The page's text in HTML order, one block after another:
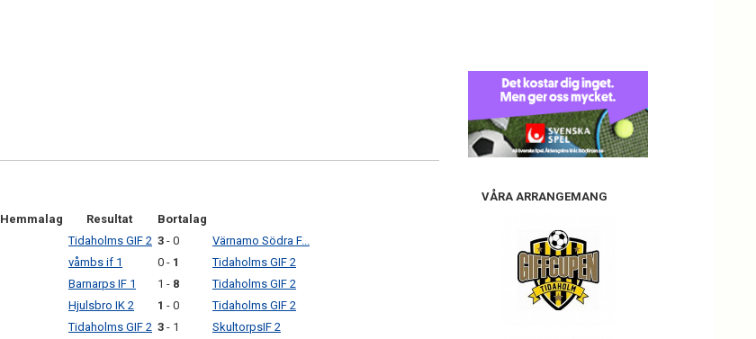
Hemmalag Resultat
Bortalag
Tidaholms GIF 2 3 - 0
Värnamo Södra F...
våmbs if 1 0 - 1
Tidaholms GIF 2
Barnarps IF 1 1 - 8
Tidaholms GIF 2
Hjulsbro IK 2 1 - 0
Tidaholms GIF 2
Tidaholms GIF 2 3 - 1
SkultorpsIF 2
VÅRA ARRANGEMANG